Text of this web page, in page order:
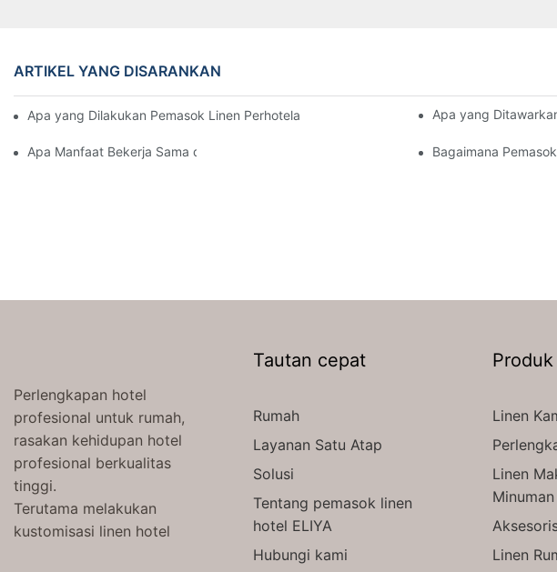
ARTIKEL YANG DISARANKAN
Apa yang Dilakukan Pemasok Linen Perhotelan untuk Menjaga Kelancaran Operasional
Apa yang
Apa Manfaat Bekerja Sama dengan Pemasok Linen Perhotelan? Bagaimana
Perlengkapan hotel
profesional untuk rumah,
rasakan kehidupan hotel
profesional berkualitas
tinggi.
Terutama melakukan
kustomisasi linen hotel
Tautan cepat
Rumah
Layanan Satu Atap
Solusi
Tentang pemasok linen
hotel ELIYA
Hubungi kami
Produk
Linen
Linen
Minuman
Linen